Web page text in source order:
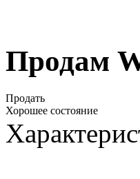
Продам
Продать
Хорошее состояние